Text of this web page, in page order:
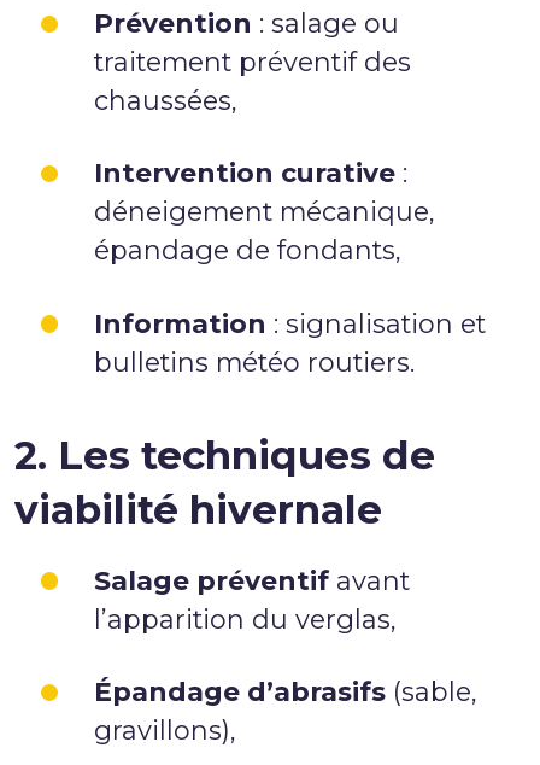
Prévention : salage ou
traitement préventif des
chaussées,
Intervention curative:
déneigement mécanique,
épandage de fondants,
Information : signalisation et
bulletins météo routiers.
2. Les techniques de
viabilité hivernale
Salage préventifavant
l’apparition du verglas,
Épandage d’abrasifs(sable,
gravillons),